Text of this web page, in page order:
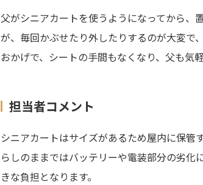
父がシニアカートを使うようになってから、
が、毎回かぶせたり外したりするのが大変
おかげで、シートの手間もなくなり、父も気
担当者コメント
シニアカートはサイズがあるため屋内に保管
らしのままではバッテリーや電装部分の劣
きな負担となります。